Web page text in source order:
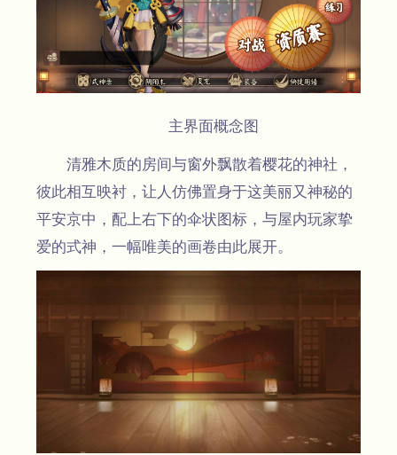
主界面概念图
清雅木质的房间与窗外飘散着樱花的神社，
彼此相互映衬，让人仿佛置身于这美丽又神秘的
平安京中，配上右下的伞状图标，与屋内玩家挚
爱的式神，一幅唯美的画卷由此展开。